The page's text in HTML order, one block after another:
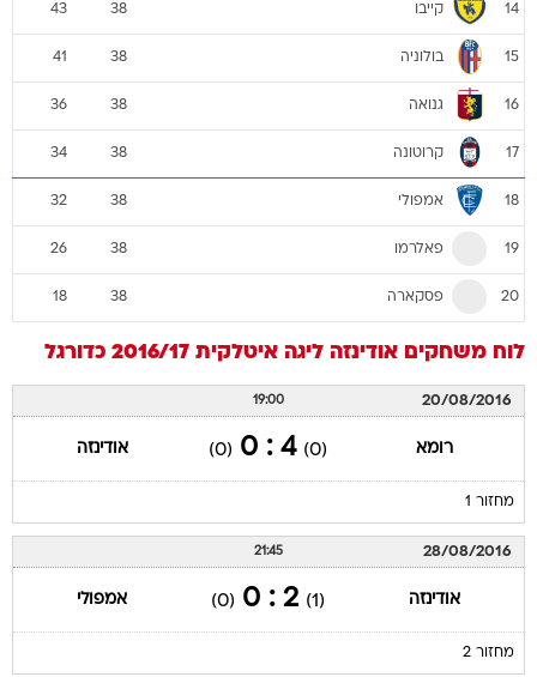
14 קייבו 38
43
15 בולוניה 38
41
16 גנואה 38
36
17 קרוטונה 38
34
18 אמפולי 38
32
19 פאלרמו 38
26
20 פסקארה 38
18
לוח משחקים אודינזה ליגה איטלקית 2016/17 כדורגל
20/08/2016
19:00
רומא (0)
4 : 0
(0) אודינזה
מחזור 1
28/08/2016
21:45
אודינזה (1)
2 : 0
(0) אמפולי
מחזור 2